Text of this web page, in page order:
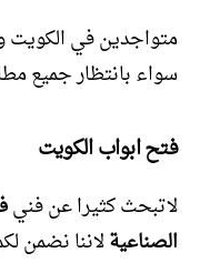
متواجدين في
سواء بانتظار جميع
فتح ابوابالكويت
لاتبحث كثيرا عن فني
الصناعيةلاننا نضمن